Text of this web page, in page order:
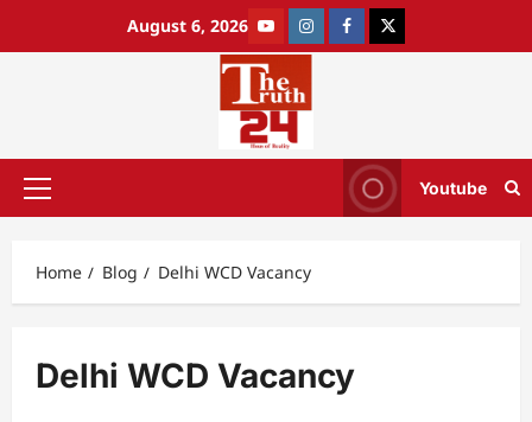
August 6, 2026
Youtube
Home Blog Delhi WCD Vacancy
Delhi WCD Vacancy